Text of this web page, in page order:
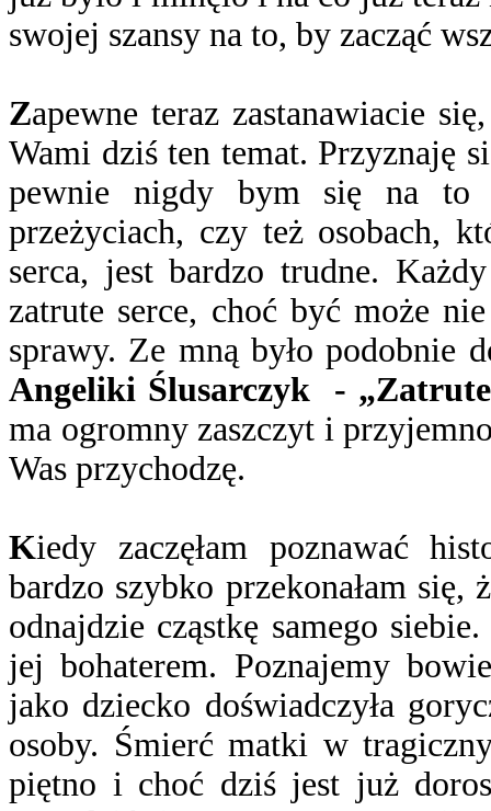
swojej szansy na to, by zacząć
Zapewne teraz zastanawiacie
Wami dziś ten temat. Przyznaję
pewnie nigdy bym się na to
przeżyciach, czy też osobach,
serca, jest bardzo trudne.
zatrute serce, choć być może
sprawy. Ze mną było podobnie
Angeliki Ślusarczyk - „Zatrute
ma ogromny zaszczyt i
Was przychodzę.
Kiedy zaczęłam poznawać
bardzo szybko przekonałam
odnajdzie cząstkę samego
jej bohaterem. Poznajemy
jako dziecko doświadczyła
osoby. Śmierć matki w
piętno i choć dziś jest już